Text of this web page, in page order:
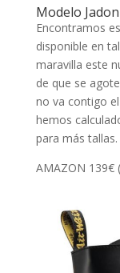
Modelo Jadon
Encontramos
disponible en
maravilla este
de que se
no va contigo
hemos
para más
AMAZON 139€